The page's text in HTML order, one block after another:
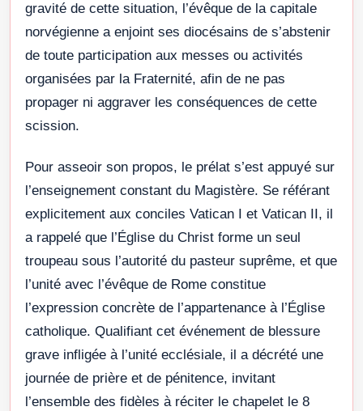
gravité de cette situation, l’évêque de la capitale
norvégienne a enjoint ses diocésains de s’abstenir
de toute participation aux messes ou activités
organisées par la Fraternité, afin de ne pas
propager ni aggraver les conséquences de cette
scission.
Pour asseoir son propos, le prélat s’est appuyé sur
l’enseignement constant du Magistère. Se référant
explicitement aux conciles Vatican I et Vatican II, il
a rappelé que l’Église du Christ forme un seul
troupeau sous l’autorité du pasteur suprême, et que
l’unité avec l’évêque de Rome constitue
l’expression concrète de l’appartenance à l’Église
catholique. Qualifiant cet événement de blessure
grave infligée à l’unité ecclésiale, il a décrété une
journée de prière et de pénitence, invitant
l’ensemble des fidèles à réciter le chapelet le 8